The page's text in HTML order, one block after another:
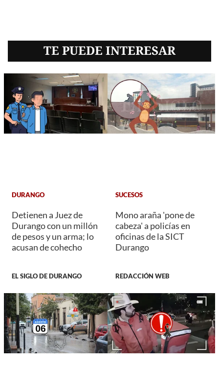
TE PUEDE INTERESAR
DURANGO
Detienen a Juez de
Durango con un millón
de pesos y un arma; lo
acusan de cohecho
EL SIGLO DE DURANGO
SUCESOS
Mono araña 'pone de
cabeza' a policías en
oficinas de la SICT
Durango
REDACCIÓN WEB